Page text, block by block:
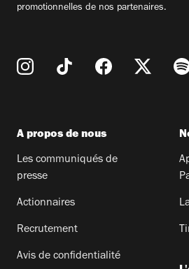
promotionnelles de nos partenaires.
A propos de nous
Les communiqués de
presse
Actionnaires
Recrutement
Avis de confidentialité